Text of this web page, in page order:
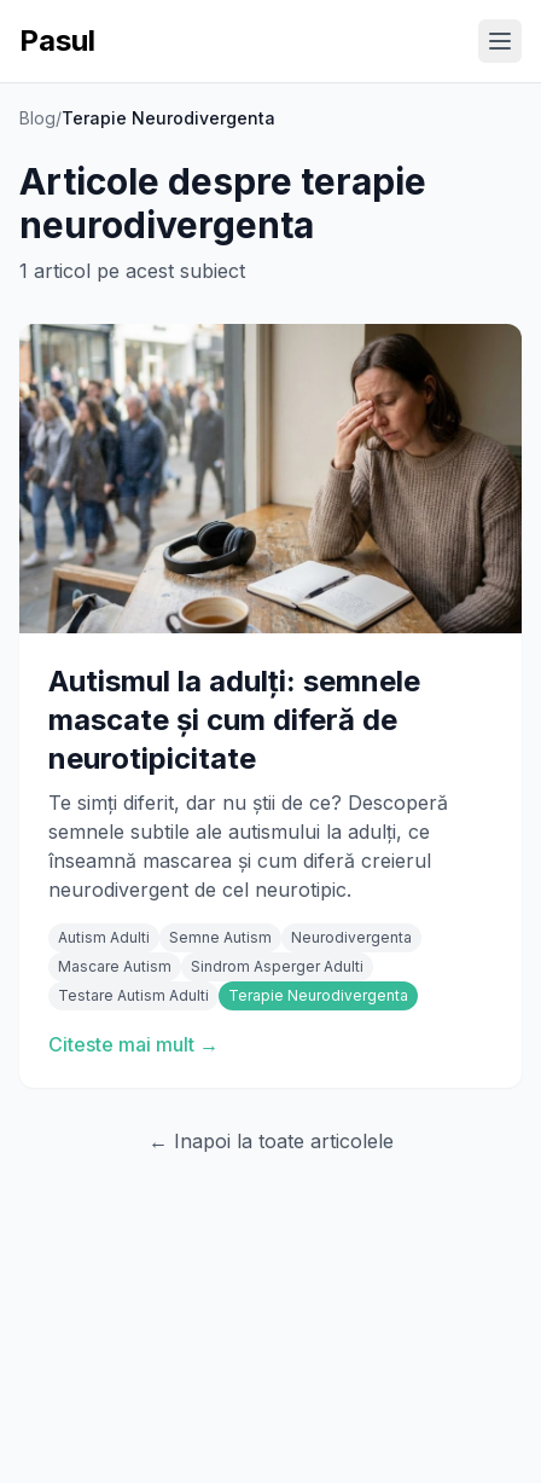
Pasul
Blog/Terapie Neurodivergenta
Articole despre terapie
neurodivergenta
1 articol pe acest subiect
Autismul la adulți: semnele
mascate și cum diferă de
neurotipicitate
Te simți diferit, dar nu știi de ce? Descoperă
semnele subtile ale autismului la adulți, ce
înseamnă mascarea și cum diferă creierul
neurodivergent de cel neurotipic.
Autism Adulti Semne Autism
Neurodivergenta
Mascare Autism
Sindrom Asperger Adulti
Testare Autism Adulti
Terapie Neurodivergenta
Citeste mai mult →
← Inapoi la toate articolele